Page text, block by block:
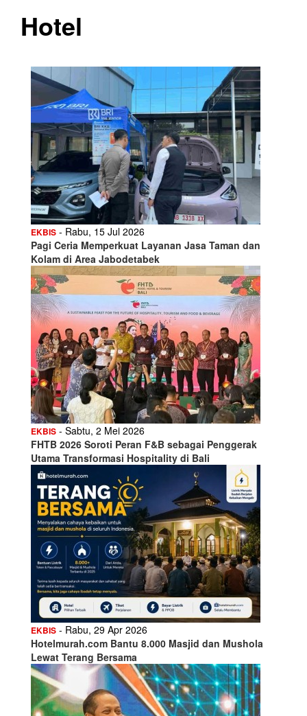
Hotel
EKBIS - Rabu, 15 Jul 2026
Pagi Ceria Memperkuat Layanan Jasa Taman dan
Kolam di Area Jabodetabek
EKBIS - Sabtu, 2 Mei 2026
FHTB 2026 Soroti Peran F&B sebagai Penggerak
Utama Transformasi Hospitality di Bali
EKBIS - Rabu, 29 Apr 2026
Hotelmurah.com Bantu 8.000 Masjid dan Mushola
Lewat Terang Bersama